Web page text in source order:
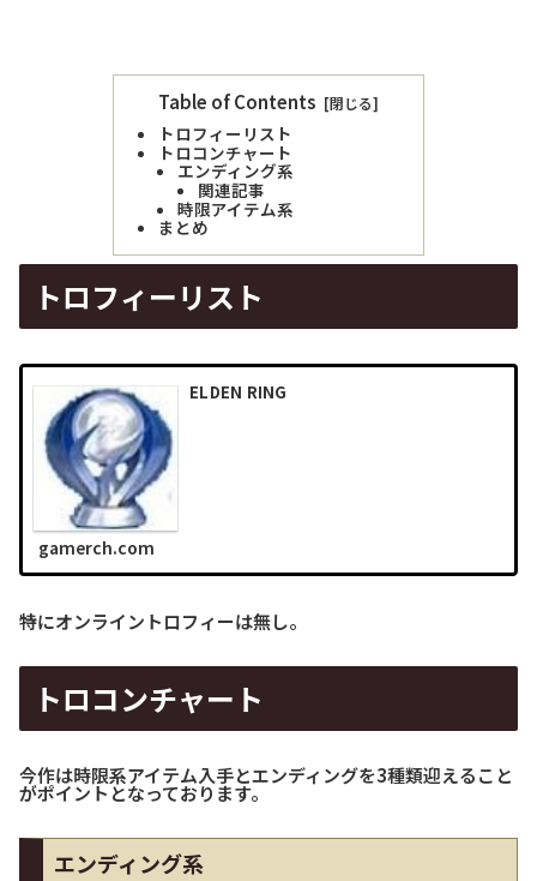
Table of Contents
トロフィーリスト
トロコンチャート
エンディング系
関連記事
時限アイテム系
まとめ
トロフィーリスト
ELDEN RING
gamerch.com
特にオンライントロフィーは無し。
トロコンチャート
今作は時限系アイテム入手とエンディングを3種類迎えること
がポイントとなっております。
エンディング系